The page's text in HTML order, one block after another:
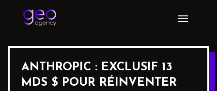
ANTHROPIC : EXCLUSIF 13
MDS $ POUR RÉINVENTER